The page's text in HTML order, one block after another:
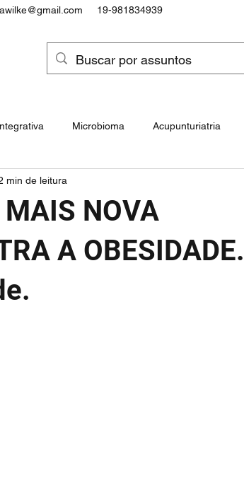
19-981834939
Microbioma Acupunturiatria
Paralisia Cerebral
NOVA
A OBESIDADE.
min de leitura